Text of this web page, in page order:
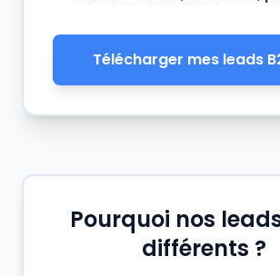
Télécharger mes leads
Pourquoi nos
différents ?